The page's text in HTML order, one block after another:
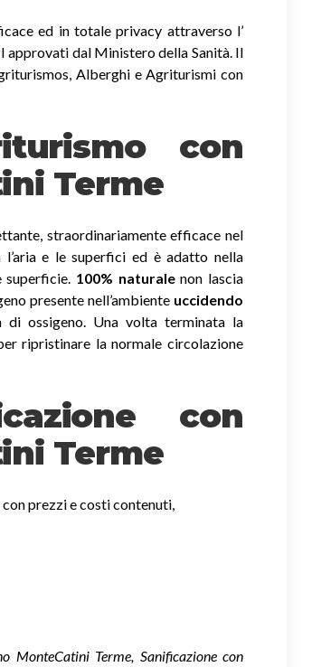
ed in totale privacy attraverso l’
dal Ministero della Sanità. Il
Alberghi e Agriturismi con
con
Terme
straordinariamente efficace nel
l’aria e le superfici ed è adatto nella
superficie. 100% naturalenon lascia
presente nell’ambiente uccidendo
di ossigeno. Una volta terminata la
ripristinare la normale circolazione
con
Terme
prezzi e costi contenuti,
MonteCatini Terme, Sanificazione con